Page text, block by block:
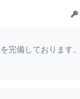
完備しております。